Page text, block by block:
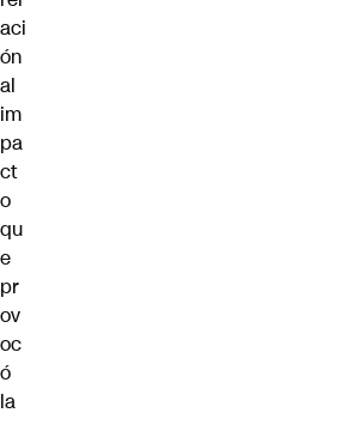
aci
ón
al
im
pa
ct
o
qu
e
pr
ov
oc
ó
la